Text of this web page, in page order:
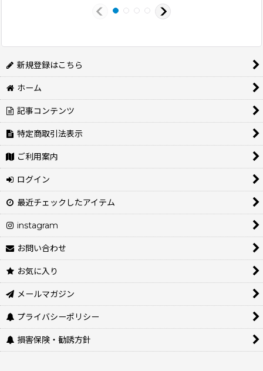
新規登録はこちら
ホーム
記事コンテンツ
特定商取引法表示
ご利用案内
ログイン
最近チェックしたアイテム
instagram
お問い合わせ
お気に入り
メールマガジン
プライバシーポリシー
損害保険・勧誘方針